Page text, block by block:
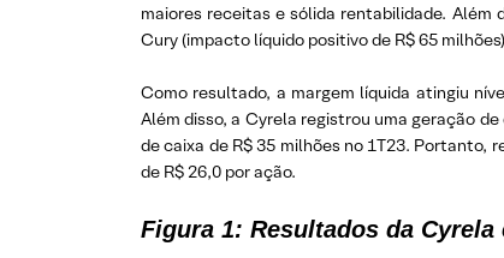
maiores receitas e sólida rentabilidade. Além
Cury (impacto líquido positivo de R$ 65
Como resultado, a margem líquida atingiu
Além disso, a Cyrela registrou uma geração
de caixa de R$ 35 milhões no 1T23.
de R$ 26,0 por ação.
Figura 1: Resultados da Cyrela